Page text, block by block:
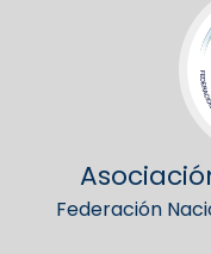
Federación